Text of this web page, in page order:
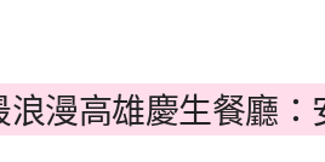
浪漫高雄慶生餐廳：